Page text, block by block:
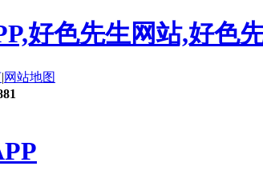
好色先生网站,好色
|网站地图